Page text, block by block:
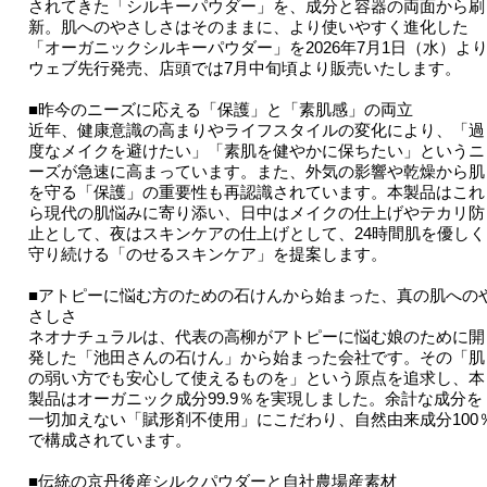
されてきた「シルキーパウダー」を、成分と容器の両面から刷
新。肌へのやさしさはそのままに、より使いやすく進化した
「オーガニックシルキーパウダー」を2026年7月1日（水）より
ウェブ先行発売、店頭では7月中旬頃より販売いたします。
■昨今のニーズに応える「保護」と「素肌感」の両立
近年、健康意識の高まりやライフスタイルの変化により、「過
度なメイクを避けたい」「素肌を健やかに保ちたい」というニ
ーズが急速に高まっています。また、外気の影響や乾燥から肌
を守る「保護」の重要性も再認識されています。本製品はこれ
ら現代の肌悩みに寄り添い、日中はメイクの仕上げやテカリ防
止として、夜はスキンケアの仕上げとして、24時間肌を優しく
守り続ける「のせるスキンケア」を提案します。
■アトピーに悩む方のための石けんから始まった、真の肌への
さしさ
ネオナチュラルは、代表の高柳がアトピーに悩む娘のために開
発した「池田さんの石けん」から始まった会社です。その「肌
の弱い方でも安心して使えるものを」という原点を追求し、本
製品はオーガニック成分99.9％を実現しました。余計な成分を
一切加えない「賦形剤不使用」にこだわり、自然由来成分100
で構成されています。
■伝統の京丹後産シルクパウダーと自社農場産素材